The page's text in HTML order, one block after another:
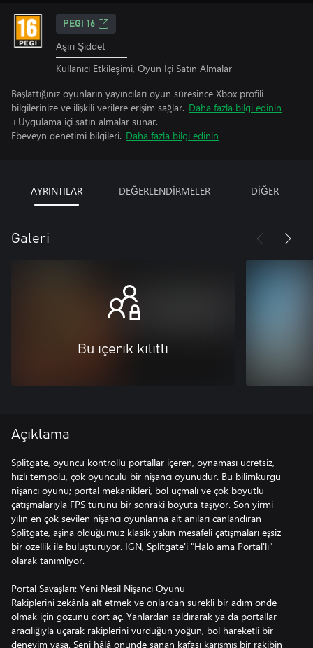
PEGI 16
Aşırı Şiddet
Kullanıcı Etkileşimi, Oyun İçi Satın Almalar
Başlattığınız oyunların yayıncıları oyun süresince Xbox profili
bilgilerinize ve ilişkili verilere erişim sağlar. Daha fazla bilgi edinin
+Uygulama içi satın almalar sunar.
Ebeveyn denetimi bilgileri. Daha fazla bilgi edinin
AYRINTILAR DEĞERLENDİRMELER DİĞER
Galeri
Bu içerik kilitli
Açıklama
Splitgate, oyuncu kontrollü portallar içeren, oynaması ücretsiz,
hızlı tempolu, çok oyunculu bir nişancı oyunudur. Bu bilimkurgu
nişancı oyunu; portal mekanikleri, bol uçmalı ve çok boyutlu
çatışmalarıyla FPS türünü bir sonraki boyuta taşıyor. Son yirmi
yılın en çok sevilen nişancı oyunlarına ait anıları canlandıran
Splitgate, aşina olduğumuz klasik yakın mesafeli çatışmaları eşsiz
bir özellik ile buluşturuyor. IGN, Splitgate'i "Halo ama Portal'lı"
olarak tanımlıyor.
Portal Savaşları: Yeni Nesil Nişancı Oyunu
Rakiplerini zekânla alt etmek ve onlardan sürekli bir adım önde
olmak için gözünü dört aç. Yanlardan saldırarak ya da portallar
aracılığıyla uçarak rakiplerini vurduğun yoğun, bol hareketli bir
deneyim yaşa. Seni hâlâ önünde sanan kafası karışmış bir rakibin